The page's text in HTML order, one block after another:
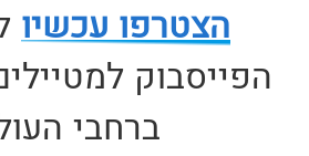
הצטרפו עכשיו
הפייסבוק
ברחבי